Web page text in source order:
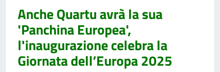
Anche Quartu avrà la sua
'Panchina Europea',
l'inaugurazione celebra la
Giornata dell’Europa 2025